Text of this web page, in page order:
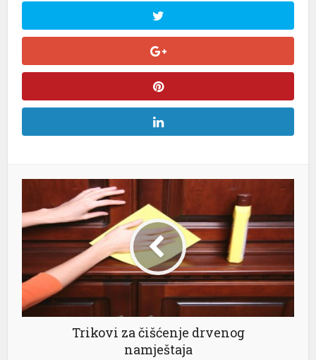
Trikovi za čišćenje drvenog
namještaja